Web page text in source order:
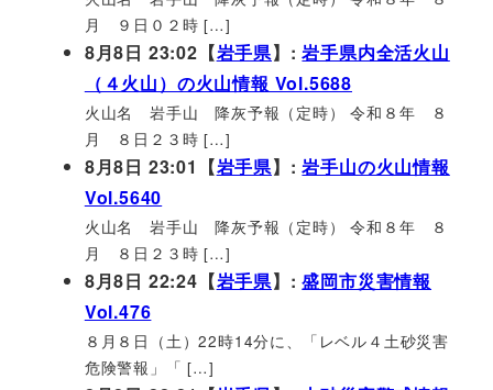
月 ９日０２時 […]
8月8日 23:02【岩手県】:岩手県内全活火山
（４火山）の火山情報 Vol.5688
火山名 岩手山 降灰予報（定時） 令和８年 ８
月 ８日２３時 […]
8月8日 23:01【岩手県】:岩手山の火山情報
Vol.5640
火山名 岩手山 降灰予報（定時） 令和８年 ８
月 ８日２３時 […]
8月8日 22:24【岩手県】:盛岡市災害情報
Vol.476
８月８日（土）22時14分に、「レベル４土砂災害
危険警報」「 […]